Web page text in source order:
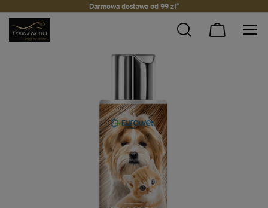
Darmowa dostawa od 99 zł*